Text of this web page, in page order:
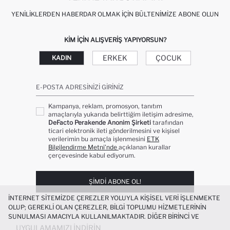
YENILIKLERDEN HABERDAR OLMAK İÇIN BÜLTENIMIZE ABONE OLUN
KIM IÇIN ALIŞVERIŞ YAPIYORSUN?
KADIN ERKEK ÇOCUK
E-POSTA ADRESINIZI GIRINIZ
Kampanya, reklam, promosyon, tanıtım
amaçlarıyla yukarıda belirttiğim iletişim adresime,
DeFacto Perakende Anonim Şirketi tarafından
ticari elektronik ileti gönderilmesini ve kişisel
verilerimin bu amaçla işlenmesini ETK
Bilgilendirme Metni’nde açıklanan kurallar
çerçevesinde kabul ediyorum.
ŞIMDI ABONE OL!
UYGULAMAMIZI İNDIRIN
İNTERNET SITEMIZDE ÇEREZLER YOLUYLA KIŞISEL VERI IŞLENMEKTE
OLUP; GEREKLI OLAN ÇEREZLER, BILGI TOPLUMU HIZMETLERININ
SUNULMASI AMACIYLA KULLANILMAKTADIR. DIĞER BIRINCI VE
ÜÇÜNCÜ TARAF ÇEREZLER ISE SIZE DAHA IYI BIR ALIŞVERIŞ